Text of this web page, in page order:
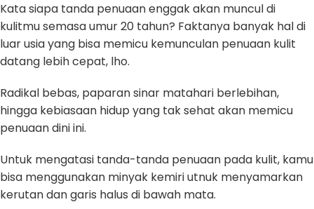
Kata siapa tanda penuaan enggak akan muncul di
kulitmu semasa umur 20 tahun? Faktanya banyak hal di
luar usia yang bisa memicu kemunculan penuaan kulit
datang lebih cepat, lho.
Radikal bebas, paparan sinar matahari berlebihan,
hingga kebiasaan hidup yang tak sehat akan memicu
penuaan dini ini.
Untuk mengatasi tanda-tanda penuaan pada kulit, kamu
bisa menggunakan minyak kemiri utnuk menyamarkan
kerutan dan garis halus di bawah mata.